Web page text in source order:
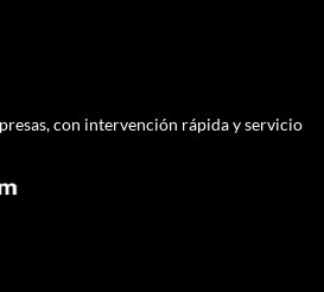
con intervención rápida y servicio